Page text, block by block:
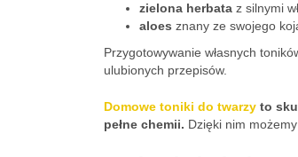
zielona herbata z silnymi
aloes znany ze swojego
Przygotowywanie własnych
ulubionych przepisów.
Domowe toniki do twarzy to
pełne chemii. Dzięki nim